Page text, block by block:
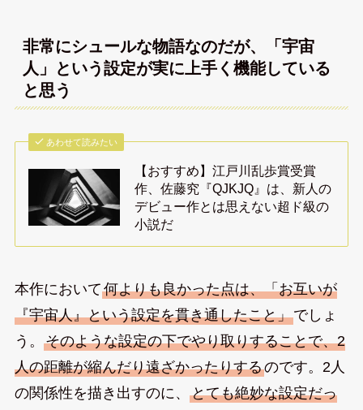
非常にシュールな物語なのだが、「宇宙
人」という設定が実に上手く機能している
と思う
あわせて読みたい
【おすすめ】江戸川乱歩賞受賞
作、佐藤究『QJKJQ』は、新人の
デビュー作とは思えない超ド級の
小説だ
本作において何よりも良かった点は、「お互いが
『宇宙人』という設定を貫き通したこと」でしょ
う。 そのような設定の下でやり取りすることで、2
人の距離が縮んだり遠ざかったりするのです。2人
の関係性を描き出すのに、 とても絶妙な設定だっ